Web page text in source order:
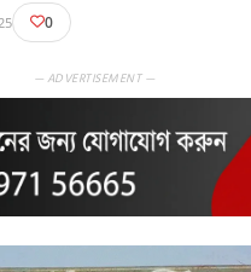
0
— ADVERTISEMENT —